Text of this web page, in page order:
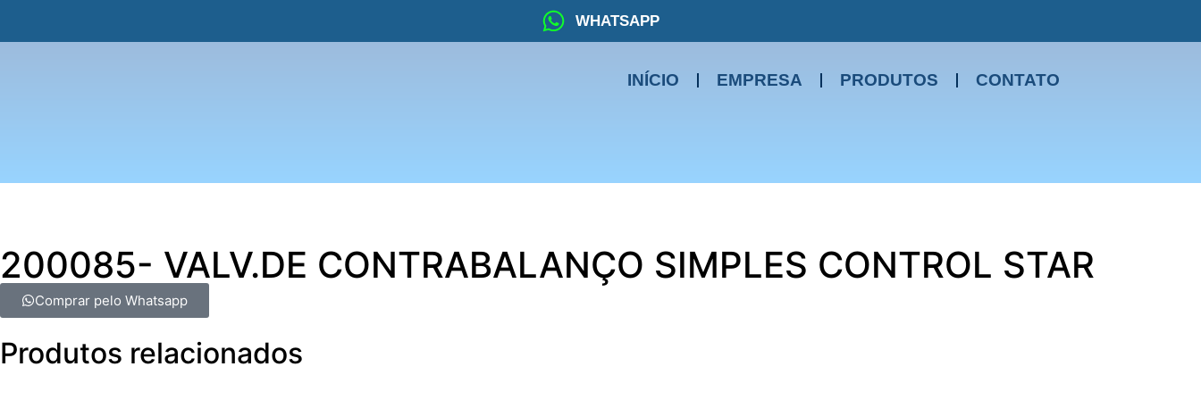
WHATSAPP
INÍCIO EMPRESA PRODUTOS CONTATO
200085- VALV.DE CONTRABALANÇO SIMPLES CONTROL STAR
Comprar pelo Whatsapp
Produtos relacionados